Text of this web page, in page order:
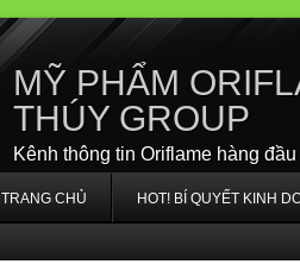
MỸ PHẨM
THÚY GROUP
Kênh thông tin Oriflame hàng
TRANG CHỦ HOT! BÍ QUYẾT KINH